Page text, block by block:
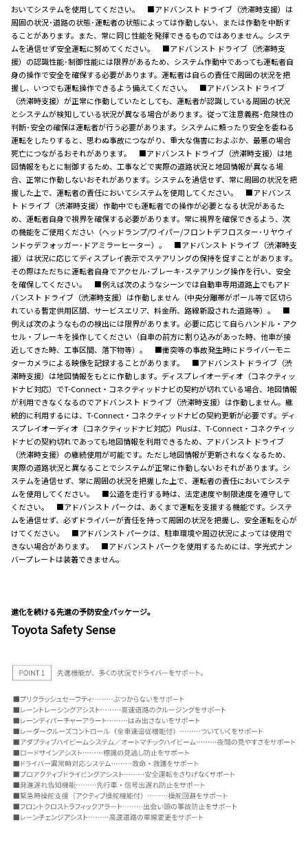
おいてシステムを使用してください。 ■アドバンスト ドライブ（渋滞時支援）は
周囲の状況･道路の状態･運転者の状態によっては作動しない、または作動を中断す
ることがあります。また、常に同じ性能を発揮できるものではありません。システ
ムを過信せず安全運転に努めてください。 ■アドバンスト ドライブ（渋滞時支
援）の認識性能･制御性能には限界があるため、システム作動中であっても運転者自
身の操作で安全を確保する必要があります。運転者は自らの責任で周囲の状況を把
握し、いつでも運転操作できるよう備えてください。 ■アドバンスト ドライブ
（渋滞時支援）が正常に作動していたとしても、運転者が認識している周囲の状況
とシステムが検知している状況が異なる場合があります。従って注意義務･危険性の
判断･安全の確保は運転者が行う必要があります。システムに頼ったり安全を委ねる
運転をしたりすると、思わぬ事故につながり、重大な傷害におよぶか、最悪の場合
死亡につながるおそれがあります。 ■アドバンスト ドライブ（渋滞時支援）は地
図情報をもとに制御するため、工事などで実際の道路状況と地図情報が異なる場
合、正常に作動しないおそれがあります。システムを過信せず、常に周囲の状況を把
握した上で、運転者の責任においてシステムを使用してください。 ■アドバンス
ト ドライブ（渋滞時支援）作動中でも運転者での操作が必要となる状況があるた
め、運転者自身で視界を確保する必要があります。常に視界を確保できるよう、次
の機能をご使用ください（ヘッドランプ/ワイパー/フロントデフロスター･リヤウイ
ンドゥデフォッガー･ドアミラーヒーター）。 ■アドバンスト ドライブ（渋滞時支
援）は状況に応じてディスプレイ表示でステアリングの保持を促すことがあります。
その際はただちに運転者自身でアクセル･ブレーキ･ステアリング操作を行い、安全
を確保してください。 ■例えば次のようなシーンでは自動車専用道路上でもアド
バンスト ドライブ（渋滞時支援）は作動しません（中央分離帯がポール等で区切ら
れている暫定供用区間、サービスエリア、料金所、路線新設された道路等）。 ■
例えば次のようなものの検出には限界があります。必要に応じて自らハンドル・アク
セル・ブレーキを操作してください（自車の前方に割り込みがあった時、他車が接
近してきた時、工事区間、落下物等）。 ■衝突等の事故発生時にドライバーモニ
ターカメラによる映像を記録することがあります。 ■アドバンスト ドライブ（渋
滞時支援）は地図情報をもとに作動します。ディスプレイオーディオ（コネクティッ
ドナビ対応）でT-Connect・コネクティッドナビの契約が切れている場合、地図情報
が利用できなくなるのでアドバンスト ドライブ（渋滞時支援）は作動しません。継
続的に利用するには、T-Connect・コネクティッドナビの契約更新が必要です。ディ
スプレイオーディオ（コネクティッドナビ対応）Plusは、T-Connect・コネクティッ
ドナビの契約切れであっても地図情報を利用できるため、アドバンスト ドライブ
（渋滞時支援）の継続使用が可能です。ただし地図情報が更新されなくなるため、
実際の道路状況と異なることでシステムが正常に作動しないおそれがあります。シ
ステムを過信せず、常に周囲の状況を把握した上で、運転者の責任においてシステ
ムを使用してください。 ■公道を走行する時は、法定速度や制限速度を遵守して
ください。 ■アドバンスト パークは、あくまで運転を支援する機能です。システ
ムを過信せず、必ずドライバーが責任を持って周囲の状況を把握し、安全運転を心が
けてください。 ■アドバンスト パークは、駐車環境や周辺状況によっては使用で
きない場合があります。 ■アドバンスト パークを使用するためには、字光式ナン
バープレートは装着できません。
進化を続ける先進の予防安全パッケージ。
Toyota Safety Sense